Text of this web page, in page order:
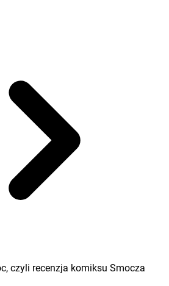
czyli recenzja komiksu Smocza